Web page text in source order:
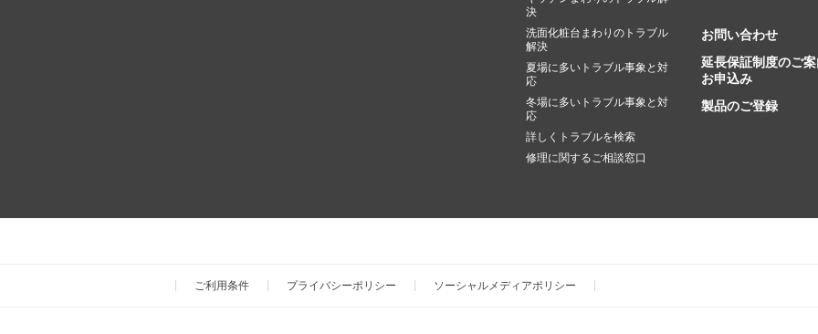
決
洗面化粧台まわりのトラブル
解決
夏場に多いトラブル事象と対
応
冬場に多いトラブル事象と対
応
詳しくトラブルを検索
修理に関するご相談窓口
お問い合わせ
延長保証制度のご
お申込み
製品のご登録
ご利用条件 プライバシーポリシー ソーシャルメディアポリシー